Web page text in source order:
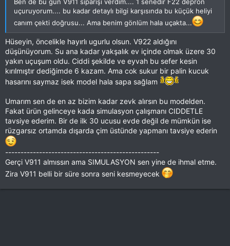
uçuruyorum.... bu kadar detaylı bilgi karşısında bu küçük heliyi
canım çekti doğrusu... Ama benim gönlüm hala uçakta...
Hüseyin, öncelikle hayırlı ugurlu olsun. V922 aldığını
düşünüyorum. Su ana kadar yakşalık ev içinde olmak üzere 30
yakın uçuşum oldu. Ciddi şekilde ve eyvah bu sefer kesin
kırılmıştır dediğimde 6 kazam. Ama cok sukur bir palin kucuk
hasarını saymaz isek model hala sapa sağlam
Umarım sen de en az bizim kadar zevk alırsın bu modelden.
Fakat ürün gelinceye kada simulasyon çalışmanı CIDDETLE
tavsiye ederim. Bir de ilk 30 ucusu evde değil de mümkün ise
rüzgarsız ortamda dışarda çim üstünde yapmanı tavsiye ederin
--------------------------------------------------
Gerçi V911 almıssın ama SIMULASYON sen yine de ihmal etme.
Zira V911 belli bir süre sonra seni kesmeyecek